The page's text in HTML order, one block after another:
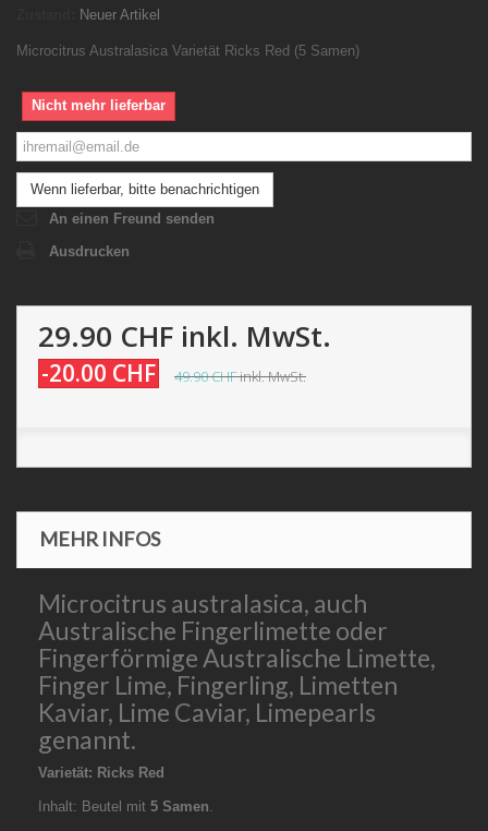
Neuer Artikel
Microcitrus Australasica Varietät Ricks Red (5 Samen)
Nicht mehr lieferbar
Wenn lieferbar, bitte benachrichtigen
An einen Freund senden
Ausdrucken
29.90 CHF inkl. MwSt.
-20.00 CHF 49.90 CHFinkl. MwSt.
MEHR INFOS
Microcitrus australasica, auch
Australische Fingerlimette oder
Fingerförmige Australische Limette,
Finger Lime, Fingerling, Limetten
Kaviar, Lime Caviar, Limepearls
genannt.
Varietät: Ricks Red
Inhalt: Beutel mit 5 Samen.